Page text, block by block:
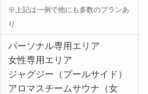
※上記は一例で他にも多数のプランあ
り
パーソナル専用エリア
女性専用エリア
ジャグジー（プールサイド）
アロマスチームサウナ（女